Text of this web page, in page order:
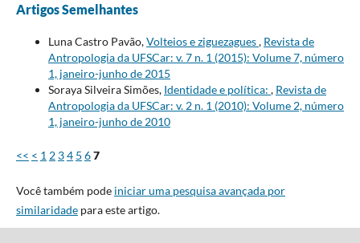
Artigos Semelhantes
Luna Castro Pavão,Volteios e ziguezagues, Revista de
Antropologia da UFSCar: v. 7 n. 1 (2015): Volume 7, número
1, janeiro-junho de 2015
Soraya Silveira Simões, Identidade e política: , Revista de
Antropologia da UFSCar: v. 2 n. 1 (2010): Volume 2, número
1, janeiro-junho de 2010
<< < 1 2 34 5 67
Você também pode iniciar uma pesquisa avançada por
similaridadepara este artigo.